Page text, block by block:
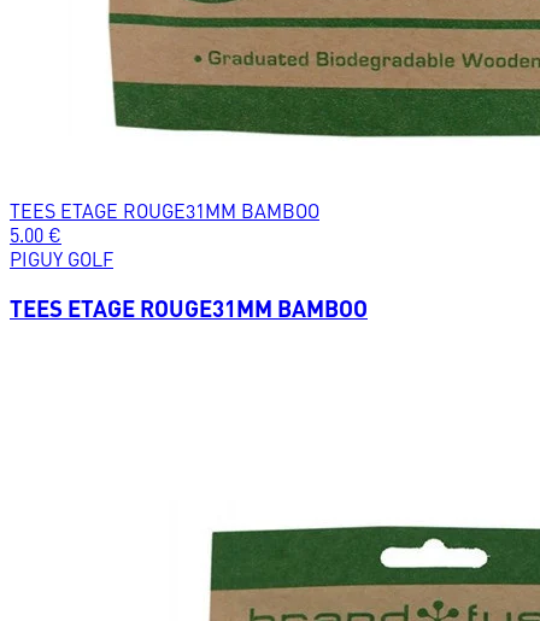
TEES ETAGE ROUGE31MM BAMBOO
5.00 €
PIGUY GOLF
TEES ETAGE ROUGE31MM BAMBOO